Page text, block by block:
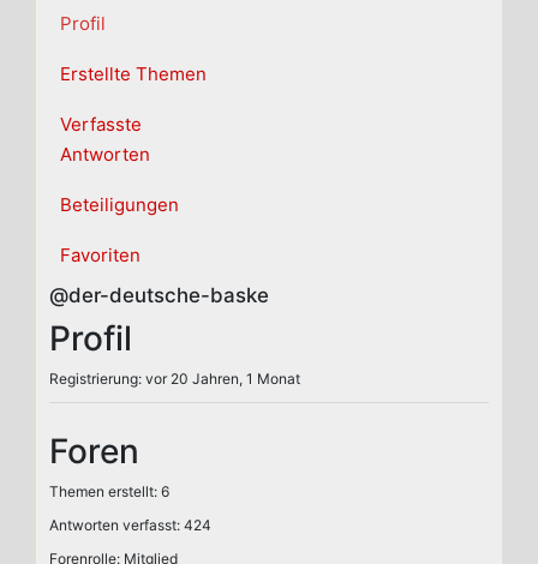
Profil
Erstellte Themen
Verfasste
Antworten
Beteiligungen
Favoriten
@der-deutsche-baske
Profil
Registrierung: vor 20 Jahren, 1 Monat
Foren
Themen erstellt: 6
Antworten verfasst: 424
Forenrolle: Mitglied